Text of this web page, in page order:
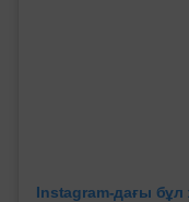
Instagram-дағы